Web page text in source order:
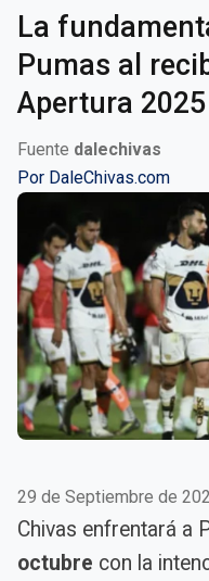
La
Pumas al
Apertura 2025
Fuente dalechivas
Por DaleChivas.com
29 de Septiembre de
Chivas enfrentará a
octubre con la